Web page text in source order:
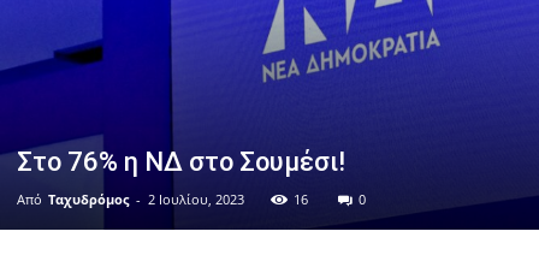
Στο 76% η ΝΔ στο Σουμέσι!
Από Ταχυδρόμος - 2 Ιουλίου, 2023 16 0